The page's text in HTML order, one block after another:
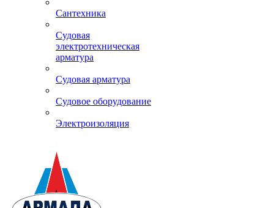
Сантехника
Судовая
электротехническая
арматура
Судовая арматура
Судовое оборудование
Электроизоляция